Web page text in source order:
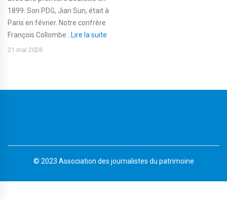
1899. Son PDG, Jian Sun, était à
Paris en février. Notre confrère
François Collombe...Lire la suite
21 mai 2026
© 2023 Association des journalistes du patrimoine